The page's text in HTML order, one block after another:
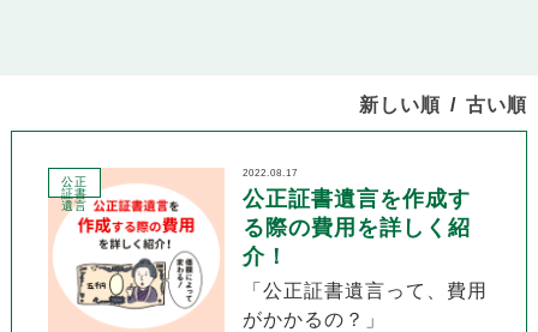
新しい順 古い順
公正
証書
遺言
2022.08.17
公正証書遺言を作成す
る際の費用を詳しく紹
介！
「公正証書遺言って、費用
がかかるの？」